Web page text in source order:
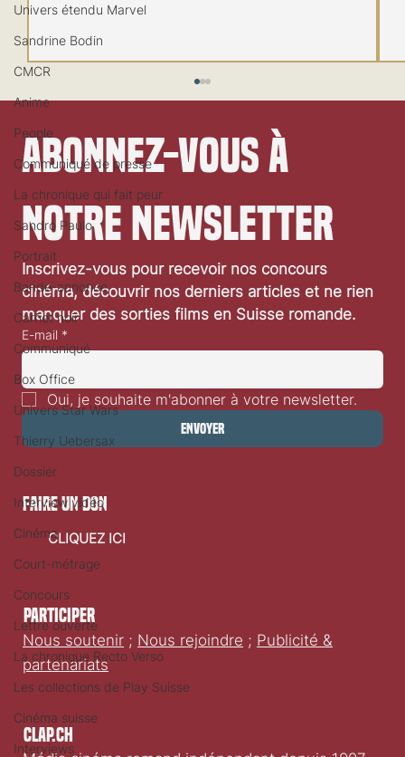
Univers étendu Marvel
Sandrine Bodin
CMCR
Anime
People
Communiqué de presse
La chronique qui fait peur
Sandro Paulo
Portrait
Bande-annonce
Carnet noir
Communiqué
Box Office
Univers Star Wars
Thierry Uebersax
Dossier
Interview vidéo
Cinéma
Court-métrage
Concours
Lettre ouverte
La chronique Recto Verso
Les collections de Play Suisse
Cinéma suisse
Interviews
Festival de Locarno 2026: Taxi Driver
Abonnez-vous à
notre newsletter
Inscrivez-vous pour recevoir nos concours
cinéma, découvrir nos derniers articles et ne rien
manquer des sorties films en Suisse romande.
E-mail *
Oui, je souhaite m'abonner à votre newsletter.
Envoyer
Clap.ch
Participer
Nous soutenir ; Nous rejoindre ; Publicité &
partenariats
faire un don
CLIQUEZ ICI